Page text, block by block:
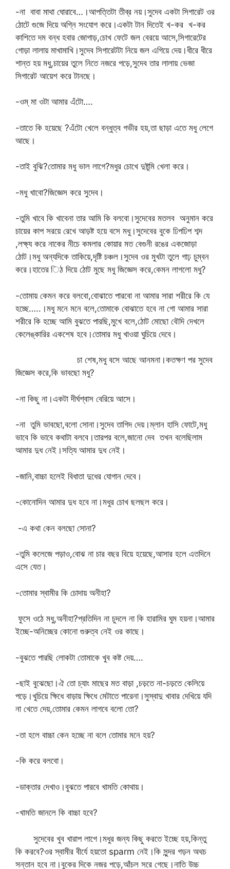
-না বাবা মাথা ঘোরাবে…।আপত্তিটা তীব্র নয়।সুদেব একটা সিগারেট ওর
ঠোটে গুজে দিয়ে অগ্নি সংযোগ করে।একটা টান দিতেই খ-কর খ-কর
কাশিতে দম বন্ধ হবার জোগাড়,চোখ ফেটে জল বেরয়ে আসে,সিগারেটের
গোড়া লালায় মাখামাখি।সুদেব সিগারেটটা নিয়ে জল এগিয়ে দেয়।ধীরে ধীরে
শান্ত হয় মধু,চায়ের তুলে নিতে নজরে পড়ে,সুদেব তার লালায় ভেজা
সিগারেট আয়েশ করে টানছে।
-ওম্ মা ওটা আমার এঁটো….
-তাতে কি হয়েছে ?এঁটো খেলে বন্ধুত্ব গভীর হয়,তা ছাড়া এতে মধু লেগে
আছে।
-তাই বুঝি?তোমার মধু ভাল লাগে?মধুর চোখে দুষ্টুমি খেলা করে।
-মধু খাবো?জিজ্ঞেস করে সুদেব।
-তুমি খাবে কি খাবেনা তার আমি কি বলবো।সুদেবের মতলব অনুমান করে
চায়ের কাপ সরয়ে রেখে আড়ষ্ট হয়ে বসে মধু।সুদেবের বুকে ঢিপঢিপ শব্দ
,লক্ষ্য করে নাকের নীচে কমলার কোয়ার মত বেগুনী রঙের একজোড়া
ঠোট।মধু অন্যদিকে তাকিয়ে,দৃষ্টি চঞ্চল।সুদেব ওর মুখটা তুলে গাঢ় চুম্বন
করে।হাতের িঠ দিয়ে ঠোট মুছে মধু জিজ্ঞেস করে,কেমন লাগলো মধু?
-তোমায় কেমন করে বলবো,বোঝাতে পারবো না আমার সারা শরীরে কি যে
হচ্ছে…..।মধু মনে মনে বলে,তোমাকে বোঝাতে হবে না গো আমার সারা
শরীরে কি হচ্ছে আমি বুঝতে পারছি,মুখে বলে,ঠোট মোছো বৌদি দেখলে
কেলেঙ্কারির একশেষ হবে।তোমার মধু খাওয়া ঘুচিয়ে দেবে।
চা শেষ,মধু বসে আছে আনমনা।কতক্ষণ পর সুদেব
জিজ্ঞেস করে,কি ভাবছো মধু?
-না কিছু না।একটা দীর্ঘশ্বাস বেরিয়ে আসে।
-না তুমি ভাবছো,বলো সোনা।সুদেব তাগিদ দেয়।ম্লান হাসি ফোটে,মধু
ভাবে কি ভাবে কথাটা বলবে।তারপর বলে,জানো দেব তখন বলেছিলাম
আমার দুধ নেই।সত্যি আমার দুধ নেই।
-জানি,বাচ্চা হলেই বিধাতা দুধের যোগান দেবে।
-কোনোদিন আমার দুধ হবে না।মধুর চোখ ছলছল করে।
-এ কথা কেন বলছো সোনা?
-তুমি কলেজে পড়াও,বোঝ না চার বছর বিয়ে হয়েছে,আসার হলে এতদিনে
এসে যেত।
-তোমার স্বামীর কি চোদায় অনীহা?
ফুসে ওঠে মধু,অনীহা?প্রতিদিন না চুদলে না কি হারামির ঘুম হয়না।আমার
ইচ্ছে-অনিচ্ছের কোনো গুরুত্ব নেই ওর কাছে।
-বুঝতে পারছি লোকটা তোমাকে খুব কষ্ট দেয়….
-ছাই বুঝেছো।ঐ তো চ্যাং মাছের মত বাড়া ,চড়তে না-চড়তে কেলিয়ে
পড়ে।খুচিয়ে ক্ষিধে বাড়ায় ক্ষিধে মেটাতে পারেনা।সুস্বাদু খাবার দেখিয়ে যদি
না খেতে দেয়,তোমার কেমন লাগবে বলো তো?
-তা হলে বাচ্চা কেন হচ্ছে না বলে তোমার মনে হয়?
-কি করে বলবো।
-ডাক্তার দেখাও।বুঝতে পারবে খামতি কোথায়।
-খামতি জানলে কি বাচ্চা হবে?
সুদেবের খুব খারাপ লাগে।মধুর জন্য কিছু করতে ইচ্ছে হয়,কিন্তু
কি করবে?ওর স্বামীর বীর্যে হয়তো sparm নেই।কি সুন্দর গড়ন অথচ
সন্তান হবে না।বুকের দিকে নজর পড়ে,আঁচল সরে গেছে।নাতি উচ্চ